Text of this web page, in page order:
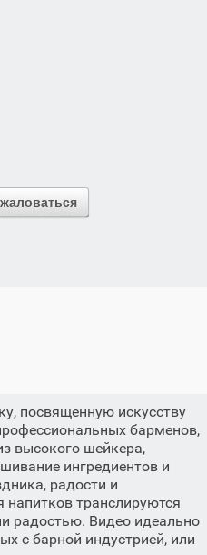
посвященную искусству
барменов,
высокого шейкера,
ингредиентов и
радости и
напитков транслируются
радостью. Видео идеально
с барной индустрией, или